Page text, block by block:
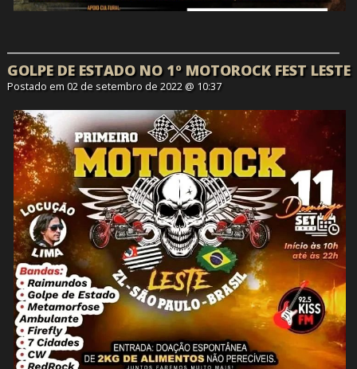
GOLPE DE ESTADO NO 1º MOTOROCK FEST LESTE
Postado em 02 de setembro de 2022 @ 10:37